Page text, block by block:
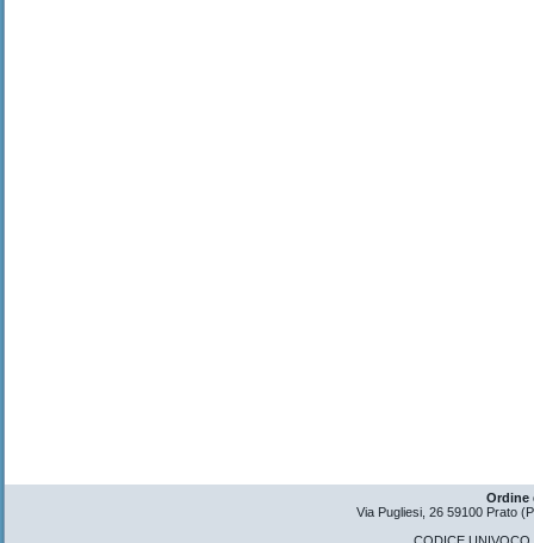
Ordine
Via Pugliesi, 26 59100 Prato